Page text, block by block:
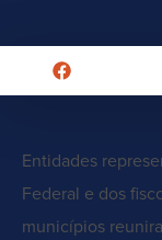
Entidades
Federal e dos
municípios